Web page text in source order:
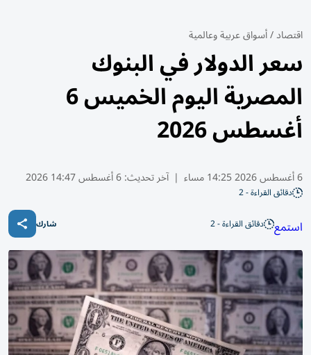
اقتصاد/أسواق عربية وعالمية
سعر الدولار في البنوك
المصرية اليوم الخميس 6
أغسطس 2026
6 أغسطس 2026 14:25 مساء | آخر تحديث:6 أغسطس 14:47 2026
دقائق القراءة - 2
استمع دقائق القراءة - 2 شارك